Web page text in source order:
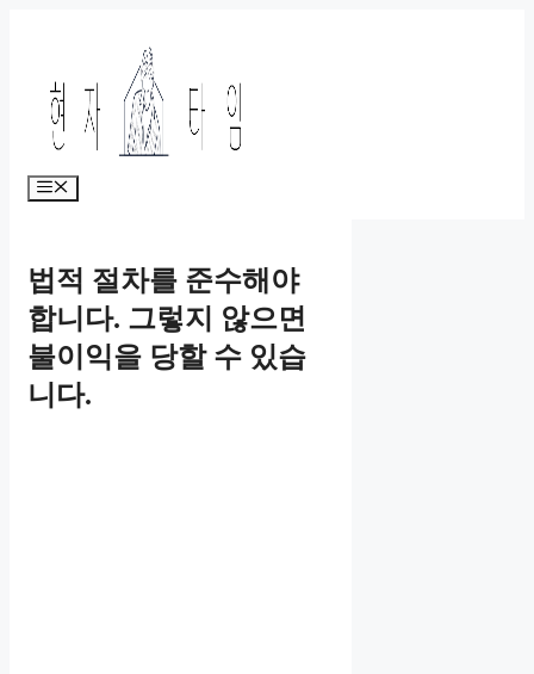
Menu
법적 절차를 준수해야
합니다. 그렇지 않으면
불이익을 당할 수 있습
니다.